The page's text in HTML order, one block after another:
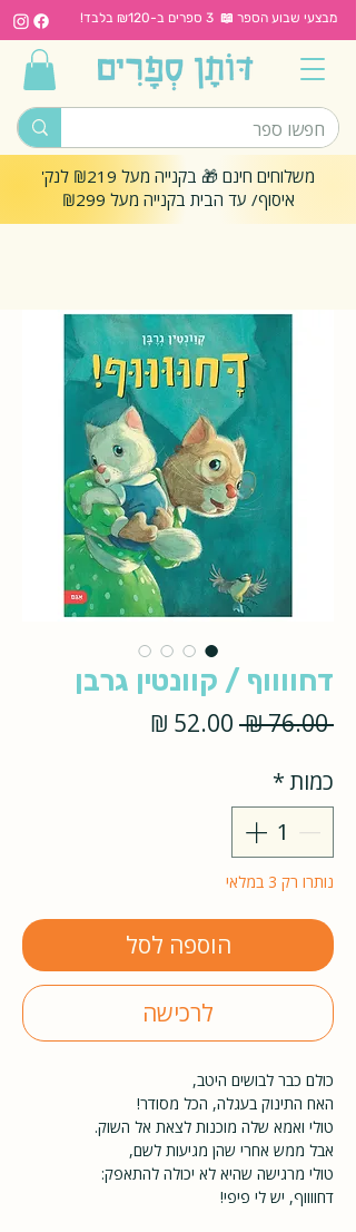
מבצעי שבוע הספר 📖 3 ספרים ב-₪120 בלבד!
משלוחים חינם 🎁 בקנייה מעל ₪219 לנק'
איסוף/ עד הבית בקנייה מעל ₪299
דחווווף / קוונטין גרבן
‏76.00 ‏₪
מחיר
כמות*
נותרו רק 3 במלאי
הוספה לסל
לרכישה
כולם כבר לבושים היטב,
האח התינוק בעגלה, הכל מסודר!
טולי ואמא שלה מוכנות לצאת אל השוק.
אבל ממש אחרי שהן מגיעות לשם,
טולי מרגישה שהיא לא יכולה להתאפק:
דחווווף, יש לי פיפי!